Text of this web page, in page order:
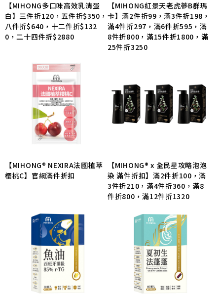
【MIHONG多口味高效乳清蛋
白】三件折120，五件折$350，
八件折$640，十二件折$132
0，二十四件折$2880
【MIHONG紅景天老虎蔘B群瑪
卡】滿2件折99，滿3件折198，
滿4件折297，滿6件折595，滿
8件折800，滿15件折1800，滿
25件折3250
【MIHONG® NEXIRA法國植萃
櫻桃C】官網滿件折扣
【MIHONG® x 全民星攻略泡泡
染 滿件折扣】滿2件折100，滿
3件折210，滿4件折360，滿8
件折800，滿12件折1320